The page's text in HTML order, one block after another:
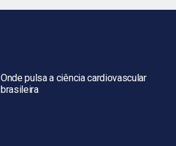
Onde pulsa a ciência cardiovascular
brasileira